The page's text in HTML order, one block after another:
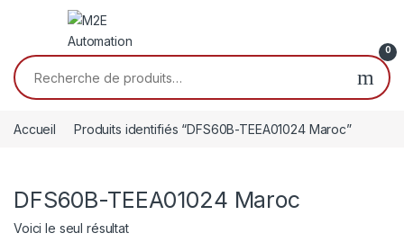
Passer à la navigation
Aller au contenu
0
Recherche pour :
Accueil Produits identifiés “DFS60B-TEEA01024 Maroc”
DFS60B-TEEA01024 Maroc
Voici le seul résultat